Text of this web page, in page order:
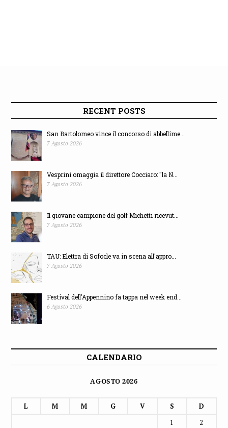
RECENT POSTS
San Bartolomeo vince il concorso di abbellime...
7 Agosto 2026
Vesprini omaggia il direttore Cocciaro: "la N...
7 Agosto 2026
Il giovane campione del golf Michetti ricevut...
7 Agosto 2026
TAU: Elettra di Sofocle va in scena all'appro...
7 Agosto 2026
Festival dell'Appennino fa tappa nel week end...
6 Agosto 2026
CALENDARIO
AGOSTO 2026
L M M G V S
D
1
2